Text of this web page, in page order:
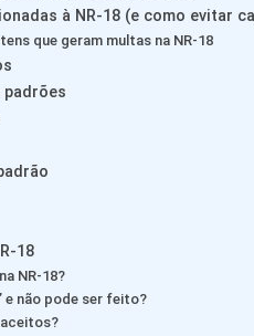
à NR-18 (e como evitar
que geram multas na NR-18
18
NR-18?
e não pode ser feito?